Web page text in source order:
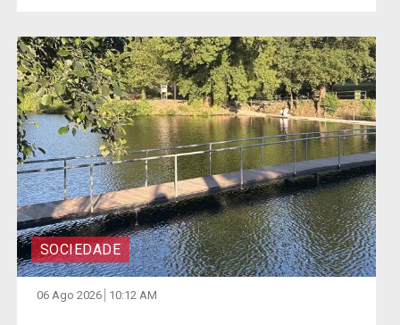
SOCIEDADE
06 Ago 2026 10:12 AM